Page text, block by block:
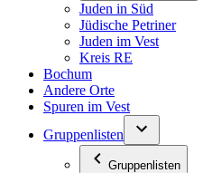
Juden in Süd
Jüdische Petriner
Juden im Vest
Kreis RE
Bochum
Andere Orte
Spuren im Vest
Gruppenlisten
Gruppenlisten